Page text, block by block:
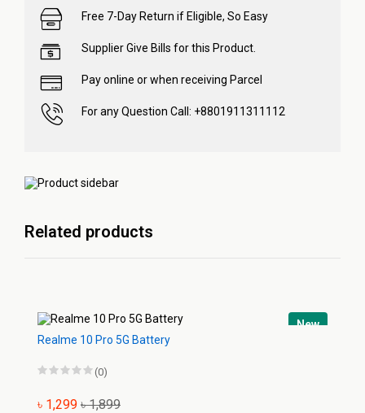
Free 7-Day Return if Eligible, So Easy
Supplier Give Bills for this Product.
Pay online or when receiving Parcel
For any Question Call: +8801911311112
Related products
New
Realme 10 Pro 5G Battery
(0)
৳ 1,299 ৳ 1,899